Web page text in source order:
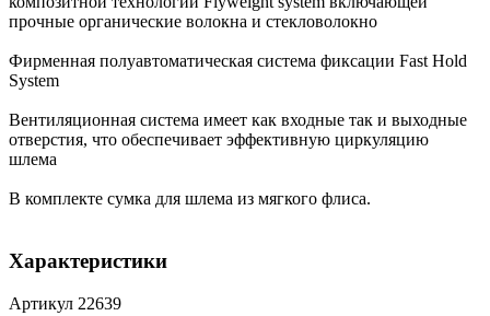
прочные органические волокна и стекловолокно
Фирменная полуавтоматическая система фиксации Fast Hold
System
Вентиляционная система имеет как входные так и выходные
отверстия, что обеспечивает эффективную циркуляцию
шлема
В комплекте сумка для шлема из мягкого флиса.
Характеристики
Артикул 22639